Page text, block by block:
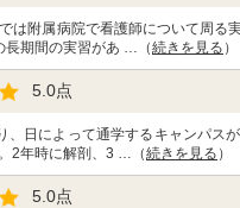
は附属病院で看護師について周る
長期間の実習があ …（続きを見る ）
5.0点
、日によって通学するキャンパス
2年時に解剖、3 …（続きを見る ）
5.0点